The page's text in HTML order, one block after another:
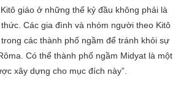
giáo ở những thế kỷ đầu không phải là
Các gia đình và nhóm người theo Kitô
các thành phố ngầm để tránh khỏi sự
Có thể thành phố ngầm Midyat là một
xây dựng cho mục đích này”.